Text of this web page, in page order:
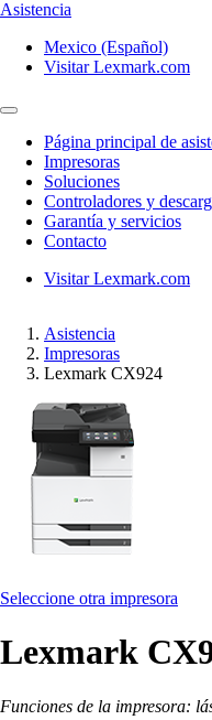
Asistencia
Mexico (Español)
Visitar Lexmark.com
Página principal de
Impresoras
Soluciones
Controladores y
Garantía y servicios
Contacto
Visitar Lexmark.com
Asistencia
Impresoras
Lexmark CX924
Seleccione otra impresora
Lexmark
Funciones de la impresora: